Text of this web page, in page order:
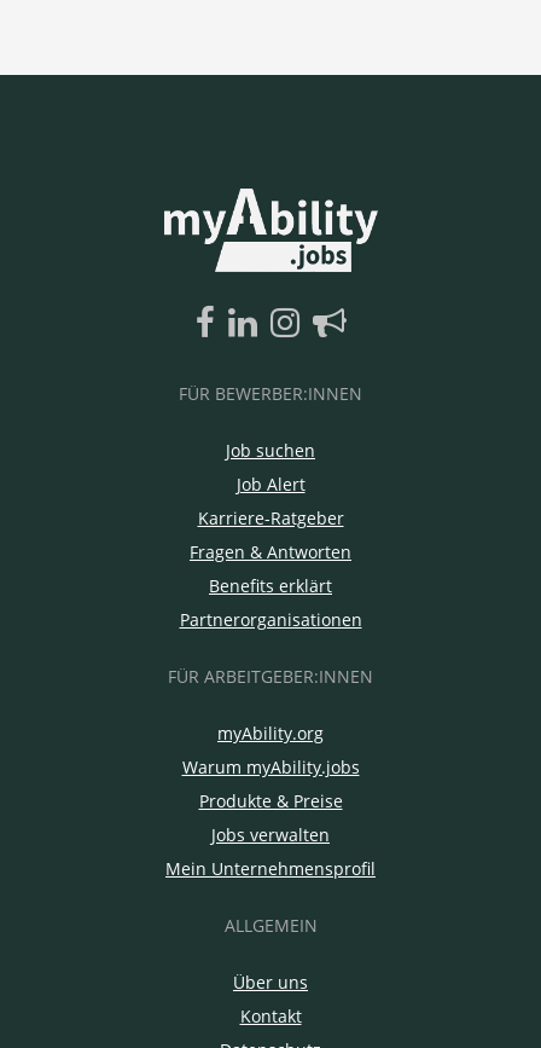
FÜR BEWERBER:INNEN
Job suchen
Job Alert
Karriere-Ratgeber
Fragen & Antworten
Benefits erklärt
Partnerorganisationen
FÜR ARBEITGEBER:INNEN
myAbility.org
Warum myAbility.jobs
Produkte & Preise
Jobs verwalten
Mein Unternehmensprofil
ALLGEMEIN
Über uns
Kontakt